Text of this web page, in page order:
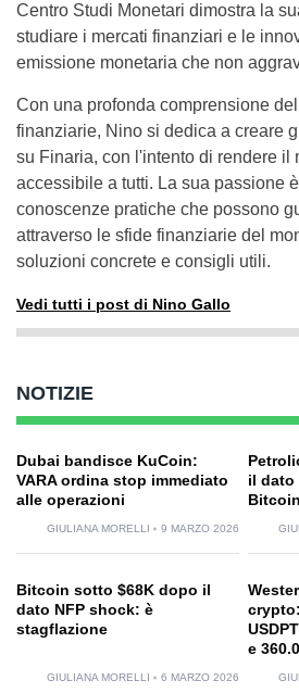
Centro Studi Monetari dimostra la
studiare i mercati finanziari e le
emissione monetaria che non
Con una profonda comprensione
finanziarie, Nino si dedica a creare
su Finaria, con l'intento di rendere il
accessibile a tutti. La sua passione
conoscenze pratiche che possono
attraverso le sfide finanziarie del
soluzioni concrete e consigli utili.
Vedi tutti i post di Nino Gallo
NOTIZIE
Dubai bandisce KuCoin:
VARA ordina stop immediato
alle operazioni
GIULIANA MORELLI 9 MARZO 2026
il dato
Bitcoin sotto $68K dopo il
dato NFP shock: è
stagflazione
GIULIANA MORELLI 6 MARZO 2026
e